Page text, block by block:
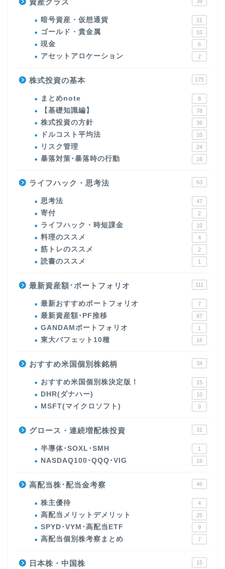
資産クラス 39
暗号資産・仮想通貨 21
ゴールド・貴金属 10
現金 6
アセットアロケーション 2
株式投資の基本 175
まとめnote 8
【基礎知識編】 78
株式投資の方針 36
ドルコスト平均法 10
リスク管理 24
暴落対策･暴落時の行動 16
ライフハック・思考法 63
思考法 47
寄付 2
ライフハック・時短課金 10
料理のススメ 4
筋トレのススメ 2
読書のススメ 1
最新資産額･ポートフォリオ 111
最新おすすめポートフォリオ 7
最新資産額･PF推移 87
GANDAMポートフォリオ 1
東大バフェット10種 16
おすすめ米国個別株銘柄 34
おすすめ米国個別株決定版！ 15
DHR(ダナハー) 10
MSFT(マイクロソフト) 9
グロース・連続増配株投資 31
半導体･SOXL･SMH 1
NASDAQ100･QQQ･VIG 16
高配当株･配当金考察 46
株主優待 4
高配当メリットデメリット 25
SPYD･VYM･高配当ETF 9
高配当個別株考察まとめ 7
日本株・中国株 15